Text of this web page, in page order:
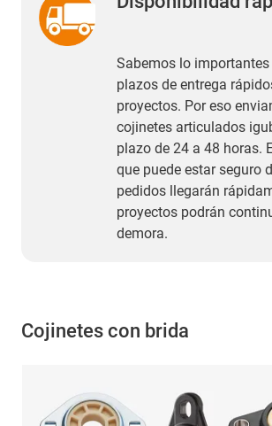
Sabemos lo
plazos de entrega
proyectos. Por eso
cojinetes articulados
plazo de 24 a 48 horas.
que puede estar seguro
pedidos llegarán
proyectos podrán
demora.
Cojinetes con brida